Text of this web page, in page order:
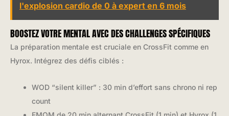
l'explosion cardio de 0 à expert en 6 mois
BOOSTEZ VOTRE MENTAL AVEC DES CHALLENGES SPÉCIFIQUES
La préparation mentale est cruciale en CrossFit comme en
Hyrox. Intégrez des défis ciblés :
WOD “silent killer” : 30 min d’effort sans chrono ni rep
count